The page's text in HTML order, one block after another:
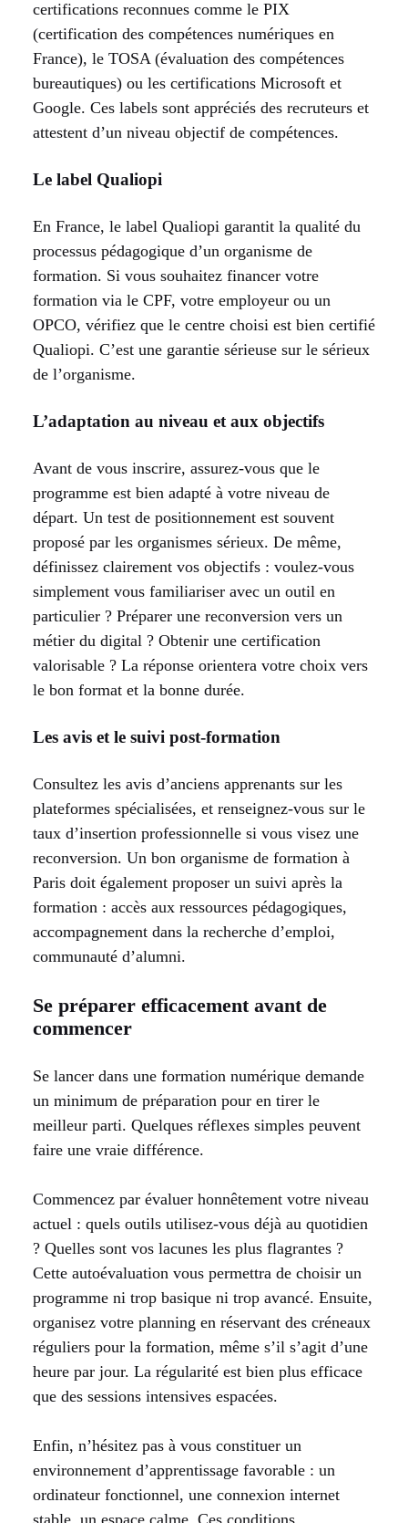
certifications reconnues comme le PIX
(certification des compétences numériques en
France), le TOSA (évaluation des compétences
bureautiques) ou les certifications Microsoft et
Google. Ces labels sont appréciés des recruteurs et
attestent d’un niveau objectif de compétences.
Le label Qualiopi
En France, le label Qualiopi garantit la qualité du
processus pédagogique d’un organisme de
formation. Si vous souhaitez financer votre
formation via le CPF, votre employeur ou un
OPCO, vérifiez que le centre choisi est bien certifié
Qualiopi. C’est une garantie sérieuse sur le sérieux
de l’organisme.
L’adaptation au niveau et aux objectifs
Avant de vous inscrire, assurez-vous que le
programme est bien adapté à votre niveau de
départ. Un test de positionnement est souvent
proposé par les organismes sérieux. De même,
définissez clairement vos objectifs : voulez-vous
simplement vous familiariser avec un outil en
particulier ? Préparer une reconversion vers un
métier du digital ? Obtenir une certification
valorisable ? La réponse orientera votre choix vers
le bon format et la bonne durée.
Les avis et le suivi post-formation
Consultez les avis d’anciens apprenants sur les
plateformes spécialisées, et renseignez-vous sur le
taux d’insertion professionnelle si vous visez une
reconversion. Un bon organisme de formation à
Paris doit également proposer un suivi après la
formation : accès aux ressources pédagogiques,
accompagnement dans la recherche d’emploi,
communauté d’alumni.
Se préparer efficacement avant de
commencer
Se lancer dans une formation numérique demande
un minimum de préparation pour en tirer le
meilleur parti. Quelques réflexes simples peuvent
faire une vraie différence.
Commencez par évaluer honnêtement votre niveau
actuel : quels outils utilisez-vous déjà au quotidien
? Quelles sont vos lacunes les plus flagrantes ?
Cette autoévaluation vous permettra de choisir un
programme ni trop basique ni trop avancé. Ensuite,
organisez votre planning en réservant des créneaux
réguliers pour la formation, même s’il s’agit d’une
heure par jour. La régularité est bien plus efficace
que des sessions intensives espacées.
Enfin, n’hésitez pas à vous constituer un
environnement d’apprentissage favorable : un
ordinateur fonctionnel, une connexion internet
stable, un espace calme. Ces conditions